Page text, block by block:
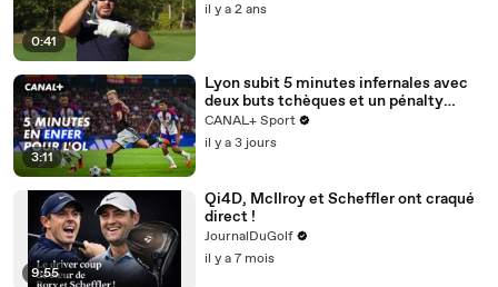
0:41
il y a 2 ans
3:11
Lyon subit 5 minutes infernales avec
deux buts tchèques et un pénalty
manqué - Ligue des champions 2026-
2027
CANAL+ Sport
il y a 3 jours
9:55
Qi4D, McIlroy et Scheffler ont craqué
direct !
JournalDuGolf
il y a 7 mois